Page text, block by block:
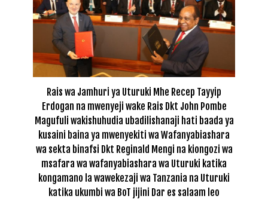
Rais wa Jamhuri ya Uturuki Mhe Recep Tayyip
Erdogan na mwenyeji wake Rais Dkt John Pombe
Magufuli wakishuhudia ubadilishanaji hati baada ya
kusaini baina ya mwenyekiti wa Wafanyabiashara
wa sekta binafsi Dkt Reginald Mengi na kiongozi wa
msafara wa wafanyabiashara wa Uturuki katika
kongamano la wawekezaji wa Tanzania na Uturuki
katika ukumbi wa BoT jijini Dar es salaam leo